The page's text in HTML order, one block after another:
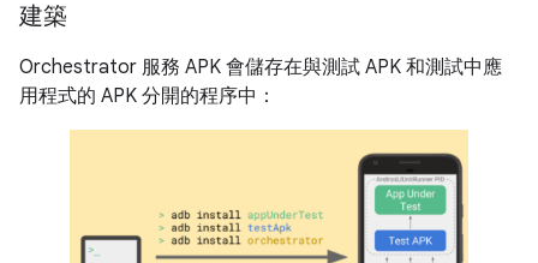
建築
Orchestrator 服務 APK 會儲存在與測試 APK 和測試中應
用程式的 APK 分開的程序中：